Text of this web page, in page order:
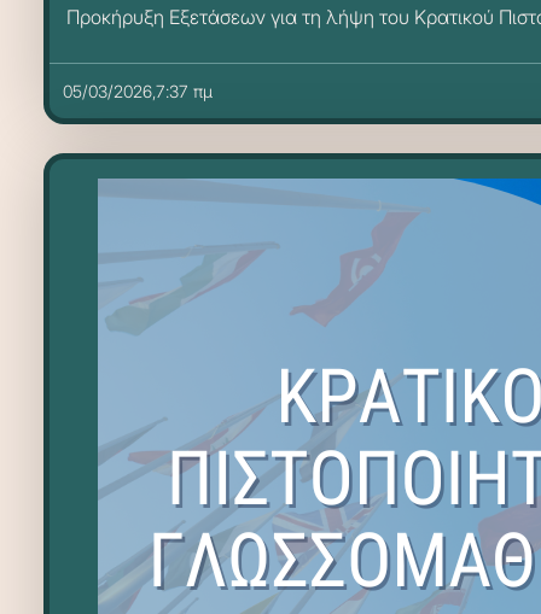
Προκήρυξη Εξετάσεων για τη λήψη του Κρατικού
05/03/2026,7:37 πμ